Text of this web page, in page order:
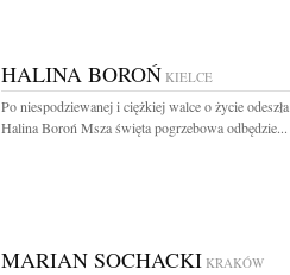
HALINA BOROŃ KIELCE
Po niespodziewanej i ciężkiej walce o życie odeszła
Halina Boroń Msza święta pogrzebowa odbędzie...
MARIAN SOCHACKI KRAKÓW